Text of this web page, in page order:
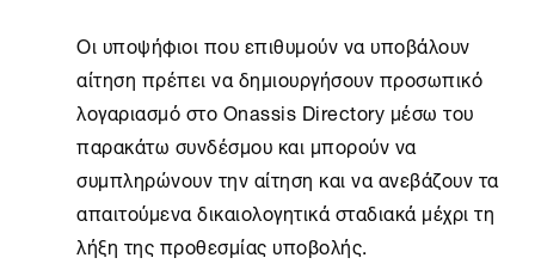
Οι υποψήφιοι που επιθυμούν να υποβάλουν
αίτηση πρέπει να δημιουργήσουν προσωπικό
λογαριασμό στο Onassis Directory μέσω του
παρακάτω συνδέσμου και μπορούν να
συμπληρώνουν την αίτηση και να ανεβάζουν τα
απαιτούμενα δικαιολογητικά σταδιακά μέχρι τη
λήξη της προθεσμίας υποβολής.